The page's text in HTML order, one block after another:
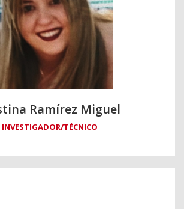
Ramírez Miguel
INVESTIGADOR/TÉCNICO